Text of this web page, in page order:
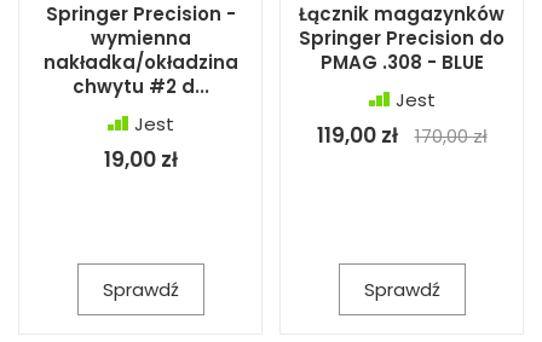
Springer Precision -
wymienna
nakładka/okładzina
chwytu #2 d...
Jest
19,00 zł
Sprawdź
Łącznik magazynków
Springer Precision do
PMAG .308 - BLUE
Jest
119,00 zł 170,00 zł
Sprawdź